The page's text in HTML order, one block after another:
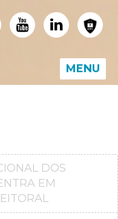
MENU
DOS
EM